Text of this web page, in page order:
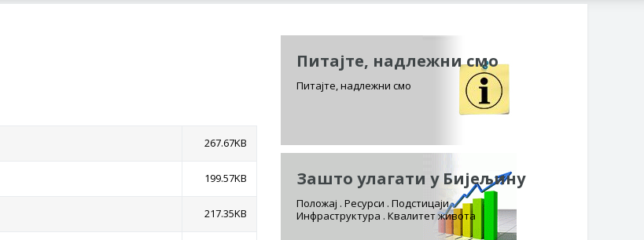
267.67KB
199.57KB
217.35KB
Питајте, надлежни смо
Питајте, надлежни смо
Зашто улагати у Бијељину
Положај . Ресурси . Подстицаји
Инфраструктура . Квалитет живота